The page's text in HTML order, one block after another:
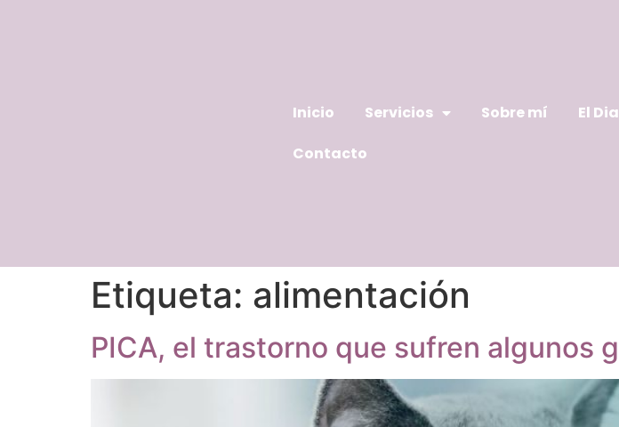
Inicio Servicios Sobre mí El
Contacto
Etiqueta: alimentación
PICA, el trastorno que sufren algunos